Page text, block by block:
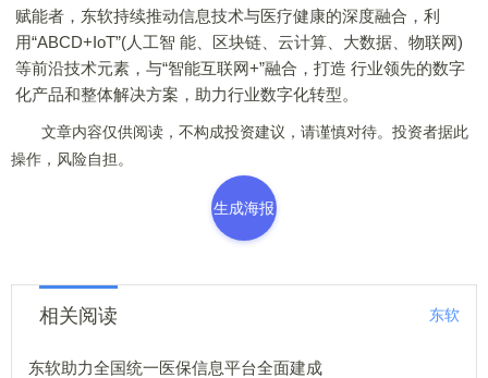
赋能者，东软持续推动信息技术与医疗健康的深度融合，利
用“ABCD+IoT”(人工智 能、区块链、云计算、大数据、物联网)
等前沿技术元素，与“智能互联网+”融合，打造 行业领先的数字
化产品和整体解决方案，助力行业数字化转型。
文章内容仅供阅读，不构成投资建议，请谨慎对待。投资者据此
操作，风险自担。
生成海报
相关阅读 东软
东软助力全国统一医保信息平台全面建成